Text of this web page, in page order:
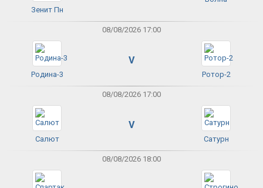
Зенит Пн
08/08/2026 17:00
Родина-3
V
Ротор-2
08/08/2026 17:00
Салют
V
Сатурн
08/08/2026 18:00